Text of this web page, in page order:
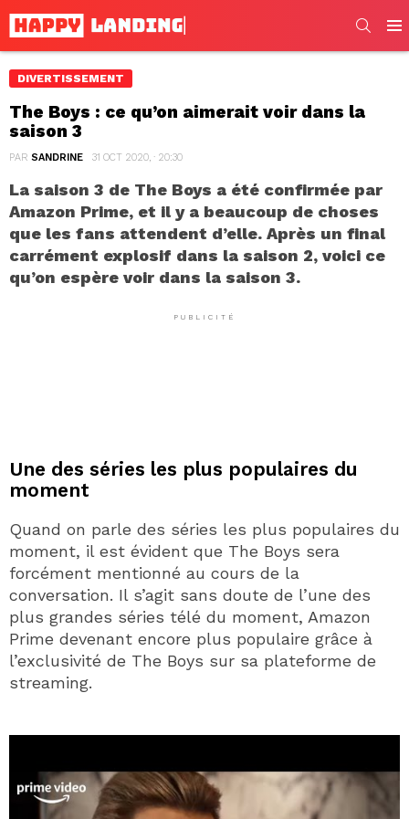
DIVERTISSEMENT
The Boys : ce qu’on aimerait voir dans la
saison 3
PAR SANDRINE 31 OCT 2020, · 20:30
La saison 3 de The Boys a été confirmée par
Amazon Prime, et il y a beaucoup de choses
que les fans attendent d’elle. Après un final
carrément explosif dans la saison 2, voici ce
qu’on espère voir dans la saison 3.
PUBLICITÉ
Une des séries les plus populaires du
moment
Quand on parle des séries les plus populaires du
moment, il est évident que The Boys sera
forcément mentionné au cours de la
conversation. Il s’agit sans doute de l’une des
plus grandes séries télé du moment, Amazon
Prime devenant encore plus populaire grâce à
l’exclusivité de The Boys sur sa plateforme de
streaming.